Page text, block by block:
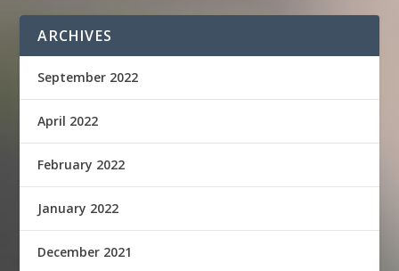
ARCHIVES
September 2022
April 2022
February 2022
January 2022
December 2021